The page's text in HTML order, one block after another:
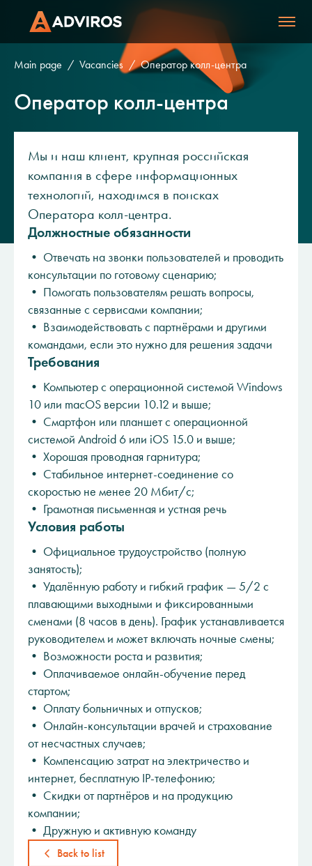
Main page Vacancies Оператор колл-центра
Оператор колл-центра
Мы и наш клиент, крупная российская
компания в сфере информационных
технологий, находимся в поисках
Оператора колл-центра.
Должностные обязанности
• Отвечать на звонки пользователей и проводить
консультации по готовому сценарию;
• Помогать пользователям решать вопросы,
связанные с сервисами компании;
• Взаимодействовать с партнёрами и другими
командами, если это нужно для решения задачи
Требования
• Компьютер с операционной системой Windows
10 или macOS версии 10.12 и выше;
• Смартфон или планшет с операционной
системой Android 6 или iOS 15.0 и выше;
• Хорошая проводная гарнитура;
• Стабильное интернет-соединение со
скоростью не менее 20 Мбит/с;
• Грамотная письменная и устная речь
Условия работы
• Официальное трудоустройство (полную
занятость);
• Удалённую работу и гибкий график — 5/2 с
плавающими выходными и фиксированными
сменами (8 часов в день). График устанавливается
руководителем и может включать ночные смены;
• Возможности роста и развития;
• Оплачиваемое онлайн-обучение перед
стартом;
• Оплату больничных и отпусков;
• Онлайн-консультации врачей и страхование
от несчастных случаев;
• Компенсацию затрат на электричество и
интернет, бесплатную IP-телефонию;
• Скидки от партнёров и на продукцию
компании;
• Дружную и активную команду
Back to list